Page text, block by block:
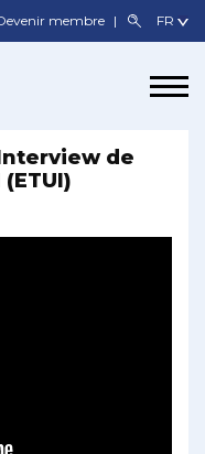
membre
Interview de